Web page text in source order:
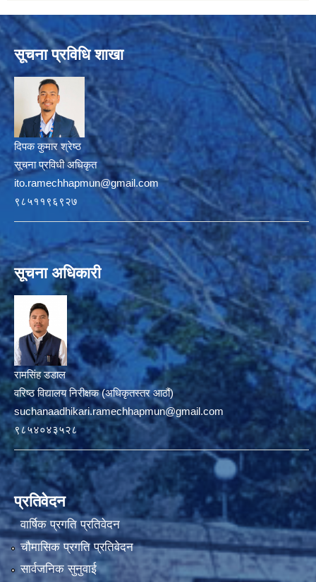
सूचना प्रविधि शाखा
दिपक कुमार श्रेष्ठ
सूचना प्रविधी अधिकृत
ito.ramechhapmun@gmail.com
९८५११९६९२७
सूचना अधिकारी
रामसिंह डडाल
वरिष्ठ विद्यालय निरीक्षक (अधिकृतस्तर आठौं)
suchanaadhikari.ramechhapmun@gmail.com
९८५४०४३५२८
प्रतिवेदन
वार्षिक प्रगति प्रतिवेदन
चौमासिक प्रगति प्रतिवेदन
सार्वजनिक सुनुवाई